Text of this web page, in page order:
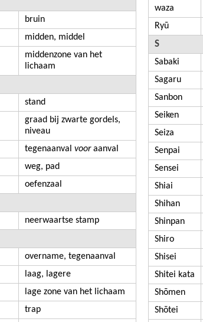
bruin
midden, middel
middenzone van het
lichaam
stand
graad bij zwarte gordels,
niveau
tegenaanval vooraanval
weg, pad
oefenzaal
neerwaartse stamp
overname, tegenaanval
laag, lagere
lage zone van het lichaam
trap
waza
Ryū
S
Sabaki
Sagaru
Sanbon
Seiken
Seiza
Senpai
Sensei
Shiai
Shihan
Shinpan
Shiro
Shisei
Shitei kata
Shōmen
Shōtei